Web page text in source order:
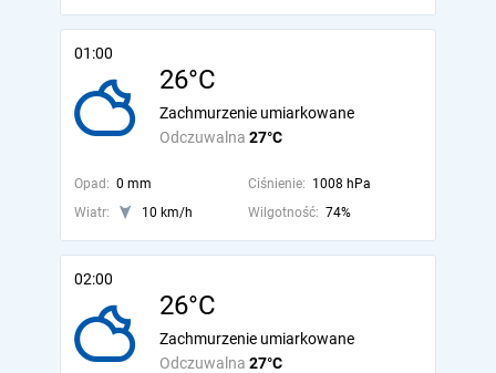
01:00
26°C
Odczuwalna 27°C
Zachmurzenie umiarkowane
Opad: 0 mm Ciśnienie: 1008 hPa
Wiatr:
10 km/h Wilgotność: 74%
02:00
26°C
Odczuwalna 27°C
Zachmurzenie umiarkowane